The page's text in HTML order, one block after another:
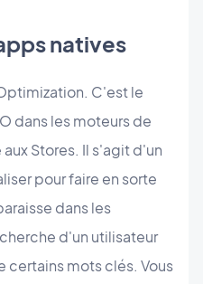
natives
C'est le
dans les moteurs de
Stores. Il s'agit d'un
pour faire en sorte
dans les
d'un utilisateur
certains mots clés. Vous